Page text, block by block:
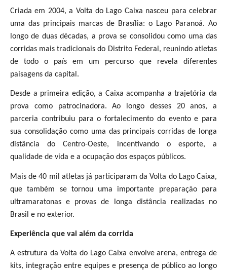
Criada em 2004, a Volta do Lago Caixa nasceu para celebrar
uma das principais marcas de Brasília: o Lago Paranoá. Ao
longo de duas décadas, a prova se consolidou como uma das
corridas mais tradicionais do Distrito Federal, reunindo atletas
de todo o país em um percurso que revela diferentes
paisagens da capital.
Desde a primeira edição, a Caixa acompanha a trajetória da
prova como patrocinadora. Ao longo desses 20 anos, a
parceria contribuiu para o fortalecimento do evento e para
sua consolidação como uma das principais corridas de longa
distância do Centro-Oeste, incentivando o esporte, a
qualidade de vida e a ocupação dos espaços públicos.
Mais de 40 mil atletas já participaram da Volta do Lago Caixa,
que também se tornou uma importante preparação para
ultramaratonas e provas de longa distância realizadas no
Brasil e no exterior.
Experiência que vai além da corrida
A estrutura da Volta do Lago Caixa envolve arena, entrega de
kits, integração entre equipes e presença de público ao longo